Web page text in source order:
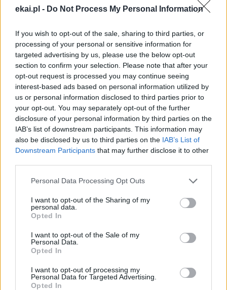
ekai.pl - Do Not Process My Personal Information
If you wish to opt-out of the sale, sharing to third parties, or
processing of your personal or sensitive information for
targeted advertising by us, please use the below opt-out
section to confirm your selection. Please note that after your
opt-out request is processed you may continue seeing
interest-based ads based on personal information utilized by
us or personal information disclosed to third parties prior to
your opt-out. You may separately opt-out of the further
disclosure of your personal information by third parties on the
IAB’s list of downstream participants. This information may
also be disclosed by us to third parties on the IAB’s List of
Downstream Participants that may further disclose it to other
Personal Data Processing Opt Outs
I want to opt-out of the Sharing of my
personal data.
Opted In
I want to opt-out of the Sale of my
Personal Data.
Opted In
I want to opt-out of processing my
Personal Data for Targeted Advertising.
Opted In
Tagi: AUDIENCJA GENERALNA DUCH ŚWIĘTY
Najnowsze
09 sierpnia 2026 | 04:22
Kard. Timothy Radcliffe na odpuście u gdańskich dominikanów
08 sierpnia 2026 | 21:11
45 Kielecka Piesza Pielgrzymka na Jasną Górę
Coca-Cola dyskryminuje Jezusa Króla?
08 sierpnia 2026 | 20:19
Siostra Wolfers: w czasach kryzysu radość ma siłę polityczną
Popularne